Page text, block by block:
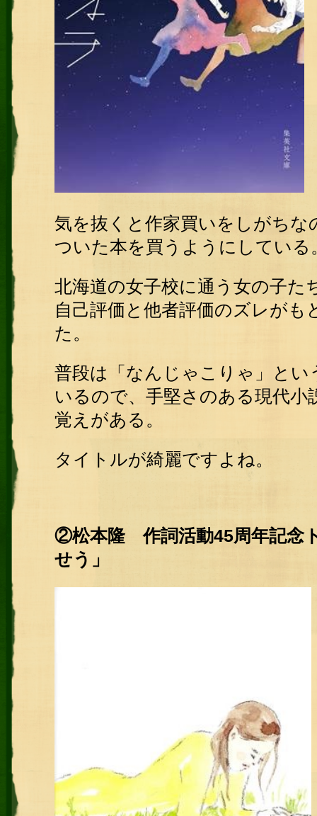
気を抜くと作家買いをしがち
ついた本を買うようにしてい
北海道の女子校に通う女の子た
自己評価と他者評価のズレが
た。
普段は「なんじゃこりゃ」と
いるので、手堅さのある現代
覚えがある。
タイトルが綺麗ですよね。
②松本隆 作詞活動45周年記念
せう」